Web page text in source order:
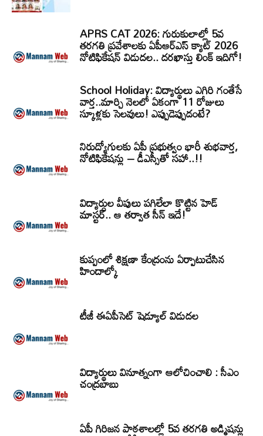
APRS CAT 2026: గురుకులాల్లో 5వ
తరగతి ప్రవేశాలకు ఏపీఆర్‌ఎస్‌ క్యాట్‌ 2026
నోటిఫికేషన్‌ విడుదల.. దరఖాస్తు లింక్‌ ఇదిగో!
School Holiday: విద్యార్థులు ఎగిరి గంతేసే
వార్త..మార్చి నెలలో ఏకంగా 11 రోజులు
స్కూళ్లకు సెలవులు! ఎప్పుడెప్పుడంటే?
నిరుద్యోగులకు ఏపీ ప్రభుత్వం భారీ శుభవార్త,
నోటిఫికేషన్లు – డీఎస్సీతో సహా..!!
విద్యార్ధుల వీపులు పగిలేలా కొట్టిన హెడ్
మాస్టర్.. ఆ తర్వాత సీన్‌ ఇదే!
కుప్పంలో శిక్షణా కేంద్రంను ఏర్పాటుచేసిన
హిందాల్కో
టీజీ ఈఏపీసెట్‌ షెడ్యూల్‌ విడుదల
విద్యార్థులు వినూత్నంగా ఆలోచించాలి : సీఎం
చంద్రబాబు
ఏపీ గిరిజన పాఠశాలల్లో 5వ తరగతి అడ్మిషన్లు